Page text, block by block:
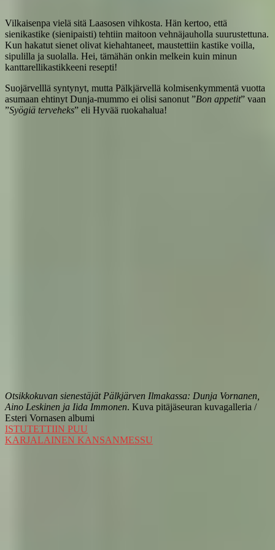
Vilkaisenpa vielä sitä Laasosen vihkosta. Hän kertoo, että
sienikastike (sienipaisti) tehtiin maitoon vehnäjauholla suurustettuna.
Kun hakatut sienet olivat kiehahtaneet, maustettiin kastike voilla,
sipulilla ja suolalla. Hei, tämähän onkin melkein kuin minun
kanttarellikastikkeeni resepti!
Suojärvelllä syntynyt, mutta Pälkjärvellä kolmisenkymmentä vuotta
asumaan ehtinyt Dunja-mummo ei olisi sanonut ”Bon appetit” vaan
”Syögiä terveheks” eli Hyvää ruokahalua!
Otsikkokuvan sienestäjät Pälkjärven Ilmakassa: Dunja Vornanen,
Aino Leskinen ja Iida Immonen. Kuva pitäjäseuran kuvagalleria /
Esteri Vornasen albumi
Artikkelien
selaus
ISTUTETTIIN PUU
KARJALAINEN KANSANMESSU